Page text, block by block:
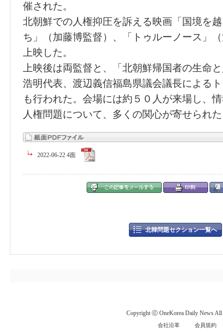
催された。
北朝鮮での人権抑圧を訴える映画「国境を
ち」（加藤博監督）、「トゥルーノース」
上映した。
上映後は両監督と、「北朝鮮帰国者の生命
浩明代表、渡辺義信福島県議会議長による
も行われた。会場には約５０人が来場し、
人権問題について、多くの関心が寄せられ
2022-06-22 4面
北韓問題セクション一覧へ
Copyright ⓒ OneKorea Daily News All
会社沿革 会員規約